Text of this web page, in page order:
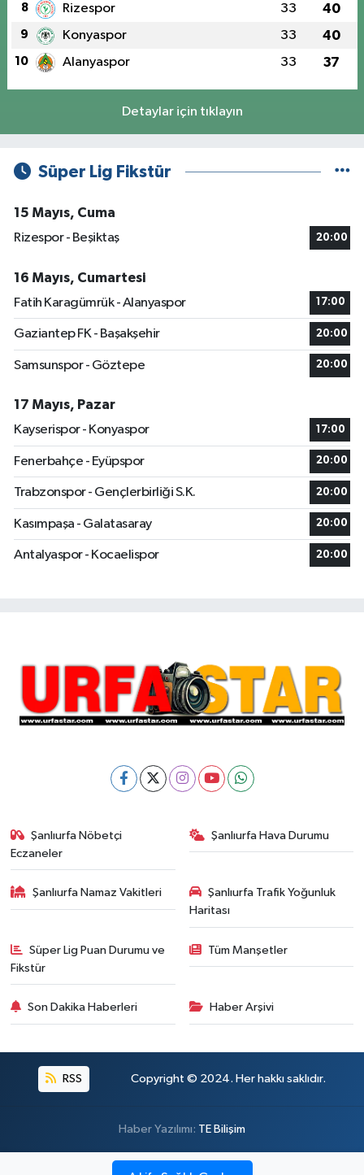
8 Rizespor 33 40
9 Konyaspor 33 40
10 Alanyaspor 33 37
Detaylar için tıklayın
Süper Lig Fikstür
15 Mayıs, Cuma
Rizespor - Beşiktaş
20:00
16 Mayıs, Cumartesi
Fatih Karagümrük - Alanyaspor
17:00
Gaziantep FK - Başakşehir 20:00
Samsunspor - Göztepe 20:00
17 Mayıs, Pazar
Kayserispor - Konyaspor
17:00
Fenerbahçe - Eyüpspor 20:00
Trabzonspor - Gençlerbirliği S.K. 20:00
Kasımpaşa - Galatasaray 20:00
Antalyaspor - Kocaelispor 20:00
Şanlıurfa Nöbetçi
Eczaneler
Şanlıurfa Hava Durumu
Şanlıurfa Namaz Vakitleri
Şanlıurfa Trafik Yoğunluk
Haritası
Süper Lig Puan Durumu ve
Fikstür
Tüm Manşetler
Son Dakika Haberleri Haber Arşivi
RSS Copyright © 2024. Her hakkı saklıdır.
Haber Yazılımı: TE Bilişim